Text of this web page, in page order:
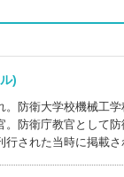
ル)
。防衛大学校機械工
。防衛庁教官として
行された当時に掲載さ